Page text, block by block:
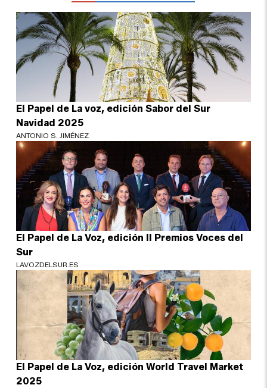
El Papel de La voz, edición Sabor del Sur
Navidad 2025
ANTONIO S. JIMÉNEZ
El Papel de La Voz, edición II Premios Voces del
Sur
LAVOZDELSUR.ES
El Papel de La Voz, edición World Travel Market
2025